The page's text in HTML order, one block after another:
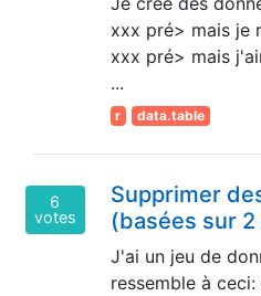
xxx pré> mais je
xxx pré> mais
...
r data.table
6
votes
Supprimer
(basées sur
J'ai un jeu de
ressemble à